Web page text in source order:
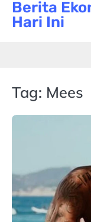
SkipBerita
Hari Ini
Tag: Mees